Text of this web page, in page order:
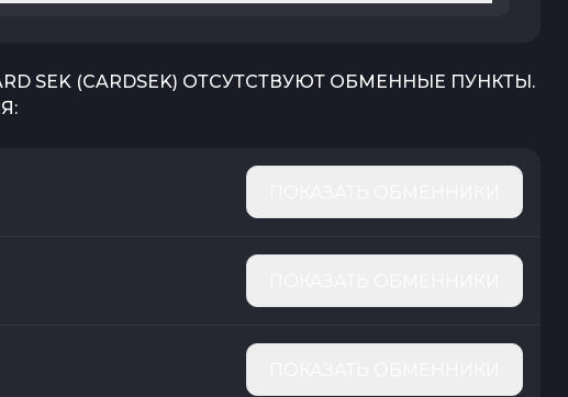
SEK (CARDSEK) ОТСУТСТВУЮТ ОБМЕННЫЕ ПУНКТЫ.